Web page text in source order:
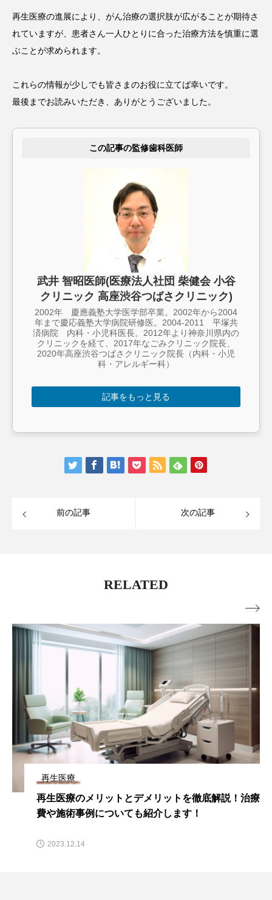
再生医療の進展により、がん治療の選択肢が広がることが期待さ
れていますが、患者さん一人ひとりに合った治療方法を慎重に選
ぶことが求められます。
これらの情報が少しでも皆さまのお役に立てば幸いです。
最後までお読みいただき、ありがとうございました。
この記事の監修歯科医師
武井 智昭医師(医療法人社団 柴健会 小谷
クリニック 高座渋谷つばさクリニック)
2002年 慶應義塾大学医学部卒業。2002年から2004
年まで慶応義塾大学病院研修医。2004-2011 平塚共
済病院 内科・小児科医長。2012年より神奈川県内の
クリニックを経て、2017年なごみクリニック院長、
2020年高座渋谷つばさクリニック院長（内科・小児
科・アレルギー科）
記事をもっと見る
前の記事 次の記事
RELATED
再生医療
再生医療のメリットとデメリットを徹底解説！治療
費や施術事例についても紹介します！
2023.12.14
